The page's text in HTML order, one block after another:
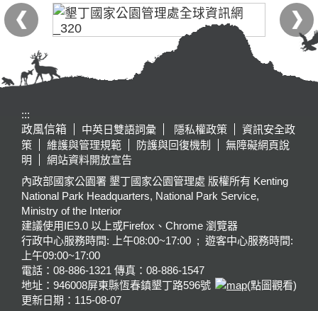
:::
政風信箱
中英日雙語詞彙 隱私權政策
資訊安全政
策
維護與管理規範 防護與回復機制
無障礙網頁說
明
網站資料開放宣告
內政部國家公園署 墾丁國家公園管理處 版權所有 Kenting
National Park Headquarters, National Park Service,
Ministry of the Interior
建議使用IE9.0 以上或Firefox、Chrome 瀏覽器
行政中心服務時間: 上午08:00~17:00 ; 遊客中心服務時間:
上午09:00~17:00
電話：08-886-1321 傳真：08-886-1547
地址：946008屏東縣恆春鎮墾丁路596號
(點圖觀看)
更新日期： 115-08-07